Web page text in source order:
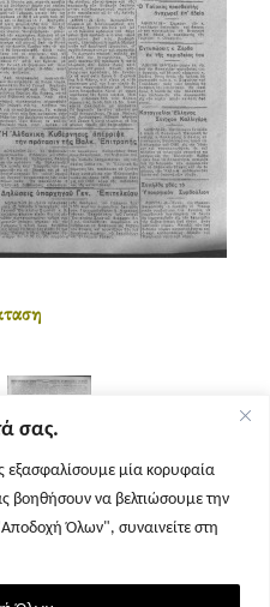
σας.
εξασφαλίσουμε μία κορυφαία
βοηθήσουν να βελτιώσουμε την
Όλων", συναινείτε στη
Σελίδα 2